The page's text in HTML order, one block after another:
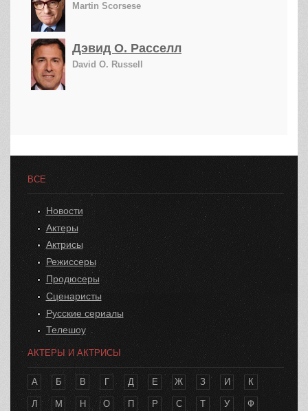
Martin Scorsese
Дэвид О. Расселл
David O. Russell
ВСЕ
Новости
Актеры
Актрисы
Режиссеры
Продюсеры
Сценаристы
Русские сериалы
Телешоу
АКТЕРЫ И АКТРИСЫ
А Б В Г Д Е Ж З И К
Л М Н О П Р С Т У Ф